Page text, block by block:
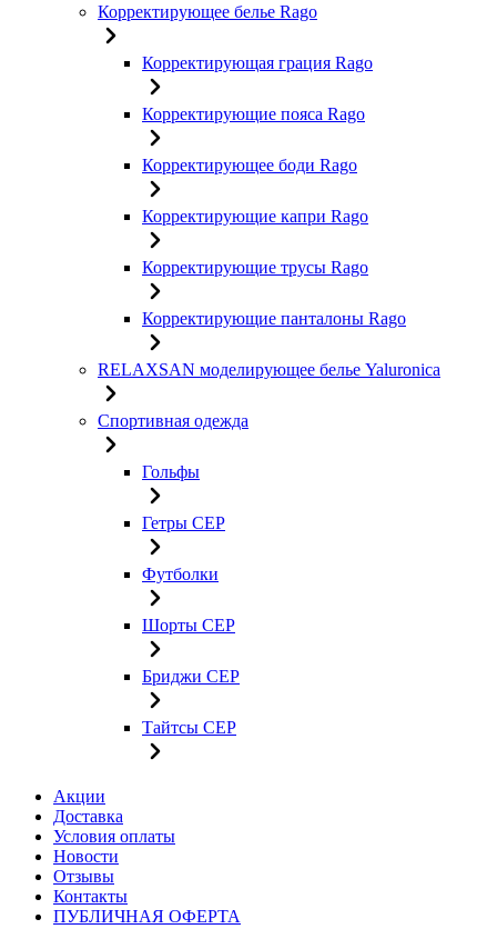
Корректирующее белье Rago
Корректирующая грация Rago
Корректирующие пояса Rago
Корректирующее боди Rago
Корректирующие капри Rago
Корректирующие трусы Rago
Корректирующие панталоны Rago
RELAXSAN моделирующее белье Yaluroniсa
Спортивная одежда
Гольфы
Гетры CEP
Футболки
Шорты CEP
Бриджи CEP
Тайтсы CEP
Акции
Доставка
Условия оплаты
Новости
Отзывы
Контакты
ПУБЛИЧНАЯ ОФЕРТА